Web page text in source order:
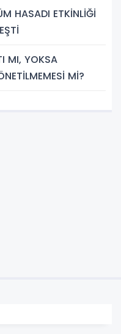
HASADI ETKİNLİĞİ
MI, YOKSA
Mİ?